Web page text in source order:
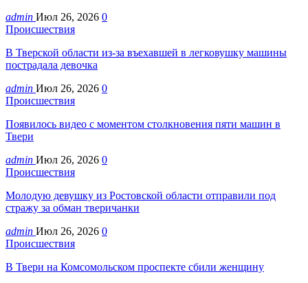
admin Июл 26, 2026 0
Происшествия
В Тверской области из-за въехавшей в легковушку машины
пострадала девочка
admin Июл 26, 2026 0
Происшествия
Появилось видео с моментом столкновения пяти машин в
Твери
admin Июл 26, 2026 0
Происшествия
Молодую девушку из Ростовской области отправили под
стражу за обман тверичанки
admin Июл 26, 2026 0
Происшествия
В Твери на Комсомольском проспекте сбили женщину